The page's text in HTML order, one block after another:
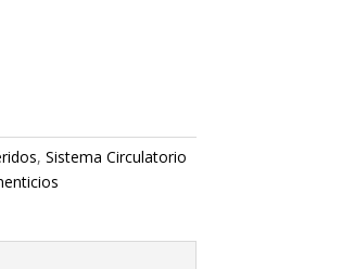
, Sistema Circulatorio